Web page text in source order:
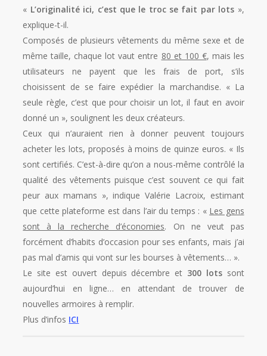
« L’originalité ici, c’est que le troc se fait par lots »,
explique-t-il.
Composés de plusieurs vêtements du même sexe et de
même taille, chaque lot vaut entre 80 et 100 €, mais les
utilisateurs ne payent que les frais de port, s’ils
choisissent de se faire expédier la marchandise. « La
seule règle, c’est que pour choisir un lot, il faut en avoir
donné un », soulignent les deux créateurs.
Ceux qui n’auraient rien à donner peuvent toujours
acheter les lots, proposés à moins de quinze euros. « Ils
sont certifiés. C’est-à-dire qu’on a nous-même contrôlé la
qualité des vêtements puisque c’est souvent ce qui fait
peur aux mamans », indique Valérie Lacroix, estimant
que cette plateforme est dans l’air du temps : « Les gens
sont à la recherche d’économies. On ne veut pas
forcément d’habits d’occasion pour ses enfants, mais j’ai
pas mal d’amis qui vont sur les bourses à vêtements… ».
Le site est ouvert depuis décembre et 300 lotssont
aujourd’hui en ligne… en attendant de trouver de
nouvelles armoires à remplir.
Plus d’infos ICI